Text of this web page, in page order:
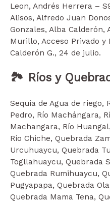
Leon, Andrés Herrera –
Alisos, Alfredo Juan
Gonzales, Alba Calderón,
Murillo, Acceso Privado y
Calderón G., 24 de julio.
🏞️ Ríos y
Sequia de Agua de riego,
Pedro, Río Machángara,
Machangara, Río
Río Chiche, Quebrada
Urcuhuaycu, Quebrada
Togllahuaycu, Quebrada
Quebrada Rumihuaycu,
Pugyapapa, Quebrada
Quebrada Mama Tena,